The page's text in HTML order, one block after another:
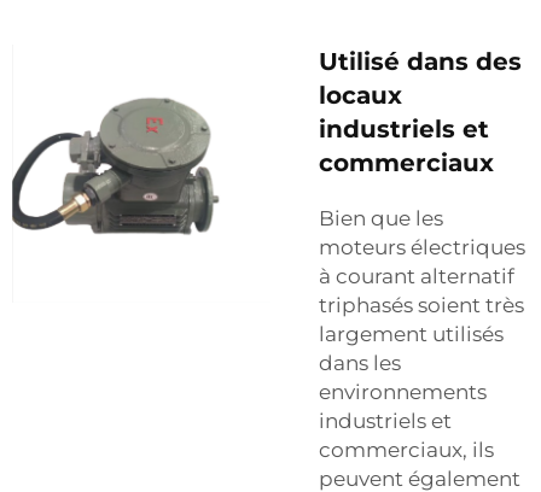
Utilisé dans des
locaux
industriels et
commerciaux
Bien que les
moteurs électriques
à courant alternatif
triphasés soient très
largement utilisés
dans les
environnements
industriels et
commerciaux, ils
peuvent également